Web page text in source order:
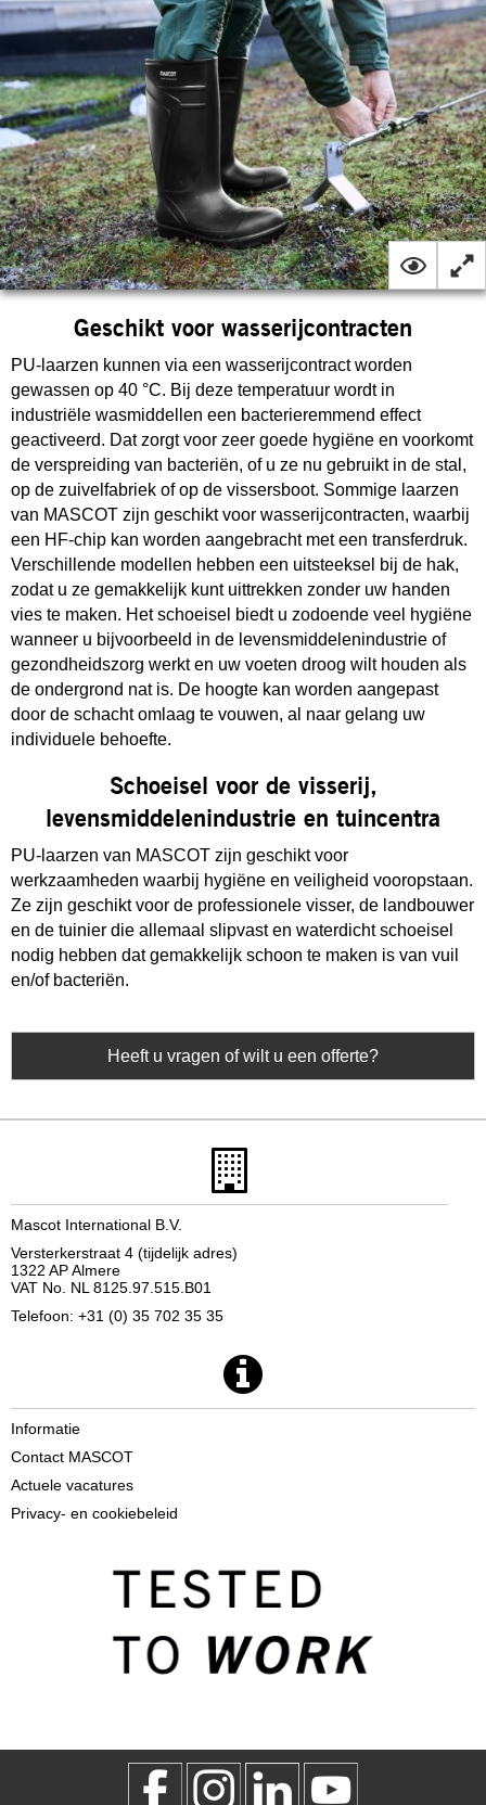
Geschikt voor wasserijcontracten
PU-laarzen kunnen via een wasserijcontract worden
gewassen op 40 °C. Bij deze temperatuur wordt in
industriële wasmiddellen een bacterieremmend effect
geactiveerd. Dat zorgt voor zeer goede hygiëne en voorkomt
de verspreiding van bacteriën, of u ze nu gebruikt in de stal,
op de zuivelfabriek of op de vissersboot. Sommige laarzen
van MASCOT zijn geschikt voor wasserijcontracten, waarbij
een HF-chip kan worden aangebracht met een transferdruk.
Verschillende modellen hebben een uitsteeksel bij de hak,
zodat u ze gemakkelijk kunt uittrekken zonder uw handen
vies te maken. Het schoeisel biedt u zodoende veel hygiëne
wanneer u bijvoorbeeld in de levensmiddelenindustrie of
gezondheidszorg werkt en uw voeten droog wilt houden als
de ondergrond nat is. De hoogte kan worden aangepast
door de schacht omlaag te vouwen, al naar gelang uw
individuele behoefte.
Schoeisel voor de visserij,
levensmiddelenindustrie en tuincentra
PU-laarzen van MASCOT zijn geschikt voor
werkzaamheden waarbij hygiëne en veiligheid vooropstaan.
Ze zijn geschikt voor de professionele visser, de landbouwer
en de tuinier die allemaal slipvast en waterdicht schoeisel
nodig hebben dat gemakkelijk schoon te maken is van vuil
en/of bacteriën.
Heeft u vragen of wilt u een offerte?
Mascot International B.V.
Versterkerstraat 4 (tijdelijk adres)
1322 AP Almere
VAT No. NL 8125.97.515.B01
Telefoon: +31 (0) 35 702 35 35
Informatie
Contact MASCOT
Actuele vacatures
Privacy- en cookiebeleid